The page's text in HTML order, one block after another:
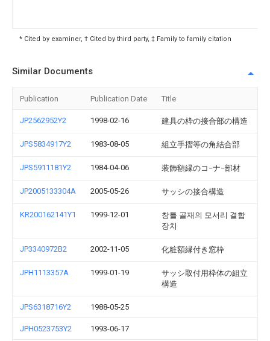
* Cited by examiner, † Cited by third party, ‡ Family to family citation
Similar Documents
Publication Publication Date Title
JP2562952Y2 1998-02-16 建具の枠の接合部の構造
JPS5834917Y2 1983-08-05 組立手摺等の角結合部
JPS5911181Y2 1984-04-06 装飾額縁のコ−ナ−部材
JP2005133304A 2005-05-26 サッシの接合構造
KR200162141Y1 1999-12-01
창틀 골재의 모서리 결합
장치
JP3340972B2 2002-11-05 化粧額縁付き窓枠
JPH1113357A 1999-01-19
サッシ取付用枠体の組立
構造
JPS6318716Y2 1988-05-25
JPH0523753Y2 1993-06-17